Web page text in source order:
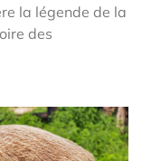
la légende de la
des